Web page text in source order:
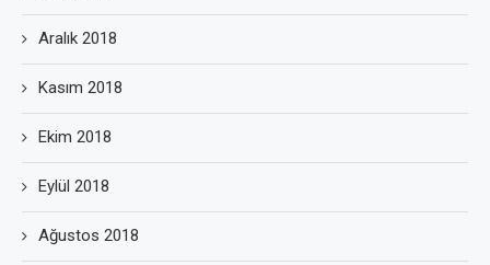
Aralık 2018
Kasım 2018
Ekim 2018
Eylül 2018
Ağustos 2018